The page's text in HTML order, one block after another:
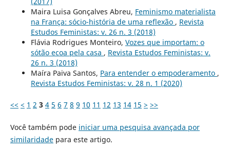
Maira Luisa Gonçalves Abreu, Feminismo materialista
na França: sócio-história de uma reflexão , Revista
Estudos Feministas: v. 26 n. 3 (2018)
Flávia Rodrigues Monteiro, Vozes que importam: o
sótão ecoa pela casa , Revista Estudos Feministas: v.
26 n. 3 (2018)
Maíra Paiva Santos, Para entender o empoderamento ,
Revista Estudos Feministas: v. 28 n. 1 (2020)
<< < 1 2 3 4 5 6 7 8 9 10 11 12 13 14 15 > >>
Você também pode iniciar uma pesquisa avançada por
similaridadepara este artigo.